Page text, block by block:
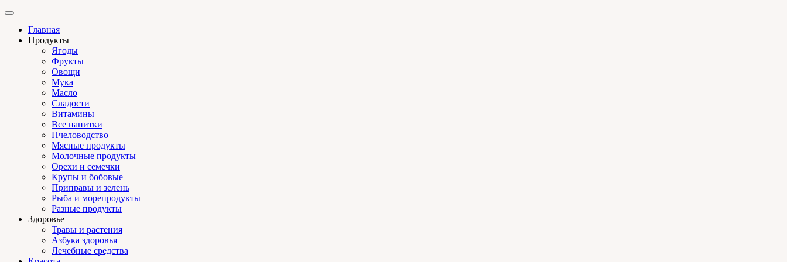
Главная
Продукты
Ягоды
Фрукты
Овощи
Мука
Масло
Сладости
Витамины
Все напитки
Пчеловодство
Мясные продукты
Молочные продукты
Орехи и семечки
Крупы и бобовые
Приправы и зелень
Рыба и морепродукты
Разные продукты
Здоровье
Травы и растения
Азбука здоровья
Лечебные средства